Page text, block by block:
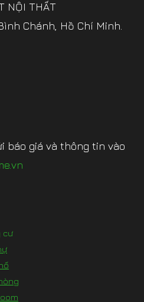
NỘI THẤT
Chánh, Hồ Chí Minh.
báo giá và thông tin vào
cư